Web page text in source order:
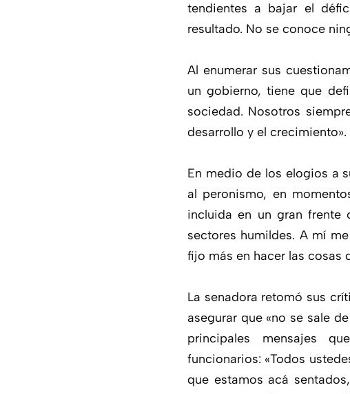
tendientes a bajar el
resultado. No se conoce
Al enumerar sus
un gobierno, tiene que
sociedad. Nosotros
desarrollo y el crecimiento».
En medio de los elogios a
al peronismo, en
incluida en un gran frente
sectores humildes. A mí
fijo más en hacer las cosas
La senadora retomó sus
asegurar que «no se sale
principales mensajes
funcionarios: «Todos
que estamos acá